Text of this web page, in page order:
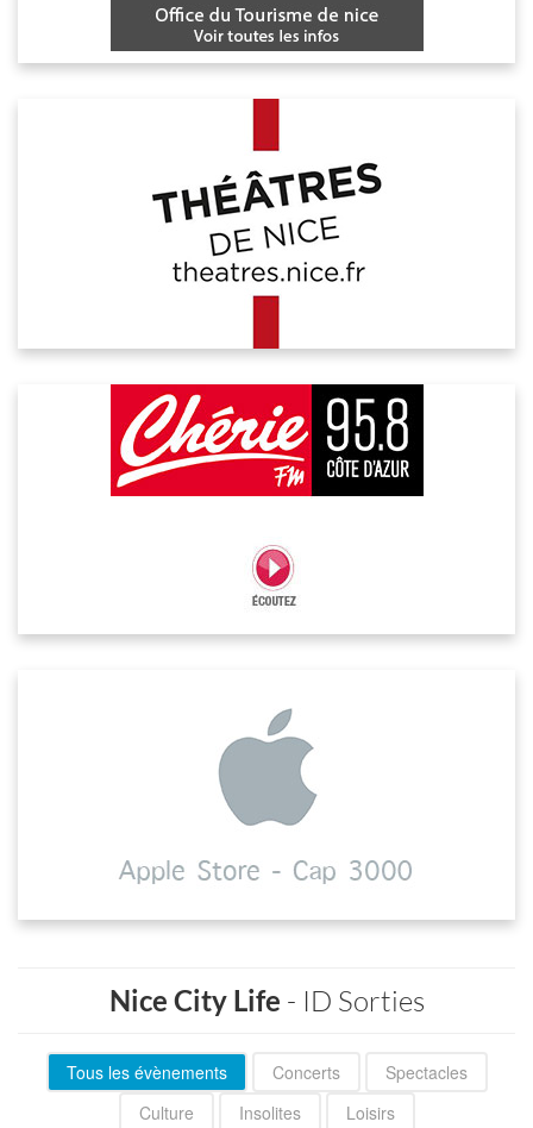
Nice City Life - ID Sorties
Tous les évènements Concerts
Spectacles
Culture
Insolites Loisirs